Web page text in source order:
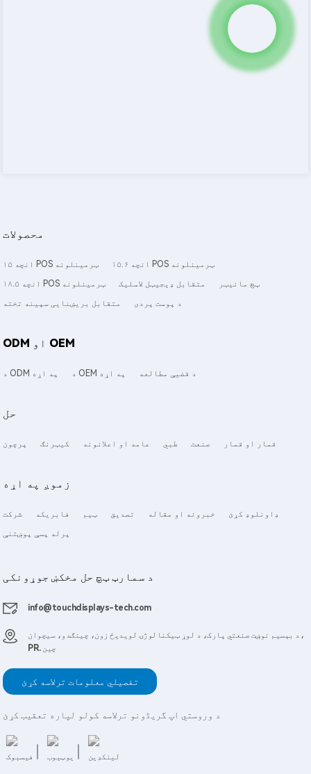
محصولات
۱۵ انچه POS ټرمینلونه
۱۵.۶ انچه POS ټرمینلونه
۱۸.۵ انچه POS ټرمینلونه
متقابل ډیجیټل لاسلیک
ټچ مانیټر
متقابل بریښنایی سپینه تخته
د پوست پردی
ODM او OEM
د ODM په اړه د OEM په اړه د قضیې مطالعه
حل
پرچون کیټرنګ عامه او اعلانونه طبي صنعت قمار او قمار
زموږ په اړه
شرکت فابریکه ټیم تصدیق خبرونه او مقاله
ډاونلوډ کړئ
پرله پسې پوښتنې
د سمارټ ټچ حل مخکښ جوړونکی
info@touchdisplays-tech.com
د بېسیم نوښت صنعتي پارک، د لوړ ټیکنالوژۍ لویدیځ زون، چینګدو، سیچوان،
PR. چین
تفصيلي معلومات ترلاسه کړئ
د وروستي اپ گریڈونو ترلاسه کولو لپاره تعقیب کړئ